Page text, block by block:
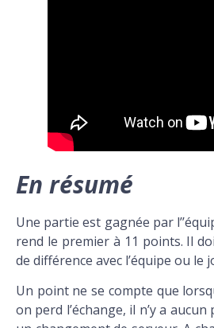
En résumé
Une partie est gagnée par
rend le premier à 11 points. Il
de différence avec l’équipe ou le
Un point ne se compte que
on perd l’échange, il n’y a